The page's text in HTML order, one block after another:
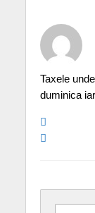
Taxele
duminica